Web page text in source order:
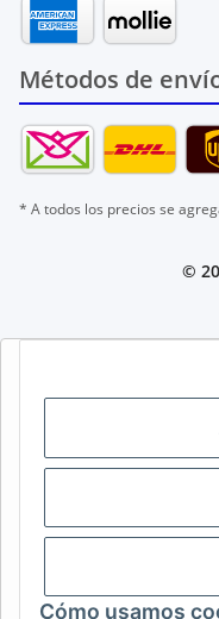
Cómo usamos
Métodos de
* A todos los precios se
©
SELECT REGION &
DE AT